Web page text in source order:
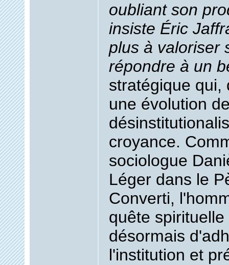
oubliant son
insiste Éric
plus à valoriser
répondre à un
stratégique qui,
une évolution
croyance.
sociologue
Léger dans le
Converti,
quête spirituelle
désormais
l'institution et